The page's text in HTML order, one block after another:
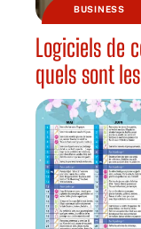
BUSINESS
Logiciels de
quels sont